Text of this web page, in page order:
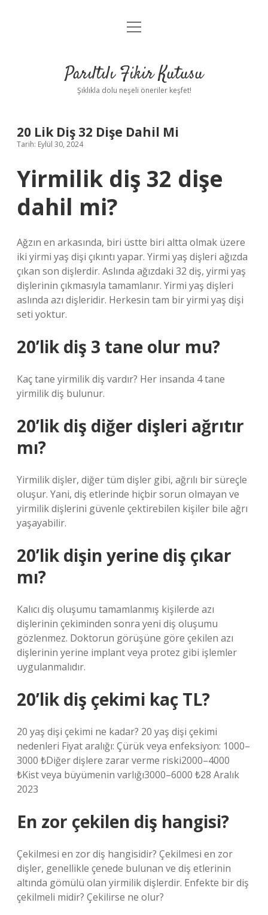
Anasayfa
Yasal Uyarı
menüyü
Parıltılı Fikir Kutusu
Şıklıkla dolu neşeli öneriler keşfet!
20 Lik Diş 32 Dişe Dahil Mi
Tarih: Eylül 30, 2024
Yirmilik diş 32 dişe
dahil mi?
Ağzın en arkasında, biri üstte biri altta olmak üzere
iki yirmi yaş dişi çıkıntı yapar. Yirmi yaş dişleri ağızda
çıkan son dişlerdir. Aslında ağızdaki 32 diş, yirmi yaş
dişlerinin çıkmasıyla tamamlanır. Yirmi yaş dişleri
aslında azı dişleridir. Herkesin tam bir yirmi yaş dişi
seti yoktur.
20’lik diş 3 tane olur mu?
Kaç tane yirmilik diş vardır? Her insanda 4 tane
yirmilik diş bulunur.
20’lik diş diğer dişleri ağrıtır
mı?
Yirmilik dişler, diğer tüm dişler gibi, ağrılı bir süreçle
oluşur. Yani, diş etlerinde hiçbir sorun olmayan ve
yirmilik dişlerini güvenle çektirebilen kişiler bile ağrı
yaşayabilir.
20’lik dişin yerine diş çıkar
mı?
Kalıcı diş oluşumu tamamlanmış kişilerde azı
dişlerinin çekiminden sonra yeni diş oluşumu
gözlenmez. Doktorun görüşüne göre çekilen azı
dişlerinin yerine implant veya protez gibi işlemler
uygulanmalıdır.
20’lik diş çekimi kaç TL?
20 yaş dişi çekimi ne kadar? 20 yaş dişi çekimi
nedenleri Fiyat aralığı: Çürük veya enfeksiyon: 1000–
3000 ₺Diğer dişlere zarar verme riski2000–4000
₺Kist veya büyümenin varlığı3000–6000 ₺28 Aralık
2023
En zor çekilen diş hangisi?
Çekilmesi en zor diş hangisidir? Çekilmesi en zor
dişler, genellikle çenede bulunan ve diş etlerinin
altında gömülü olan yirmilik dişlerdir. Enfekte bir diş
çekilmeli midir? Çekilirse ne olur?